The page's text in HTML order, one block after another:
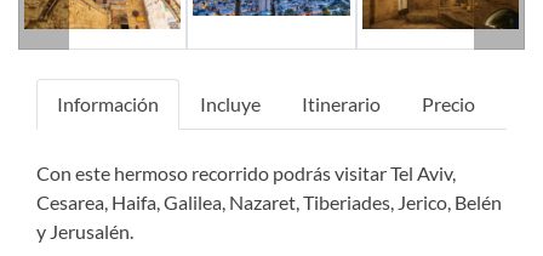
Información Incluye Itinerario Precio
Con este hermoso recorrido podrás visitar Tel Aviv,
Cesarea, Haifa, Galilea, Nazaret, Tiberiades, Jerico, Belén
y Jerusalén.